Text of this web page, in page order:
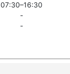
07:30–16:30
-
-